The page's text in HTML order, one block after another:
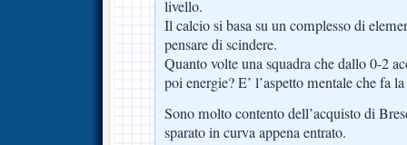
livello.
Il calcio si basa su un complesso di
pensare di scindere.
Quanto volte una squadra che dallo 0-2
poi energie? E’ l’aspetto mentale che fa
Sono molto contento dell’acquisto di
sparato in curva appena entrato.